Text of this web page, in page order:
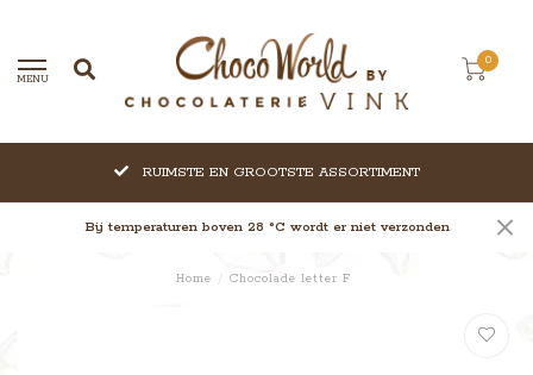
MENU
0
RUIMSTE EN GROOTSTE ASSORTIMENT
Bij temperaturen boven 28 °C wordt er niet verzonden
Home / Chocolade letter F